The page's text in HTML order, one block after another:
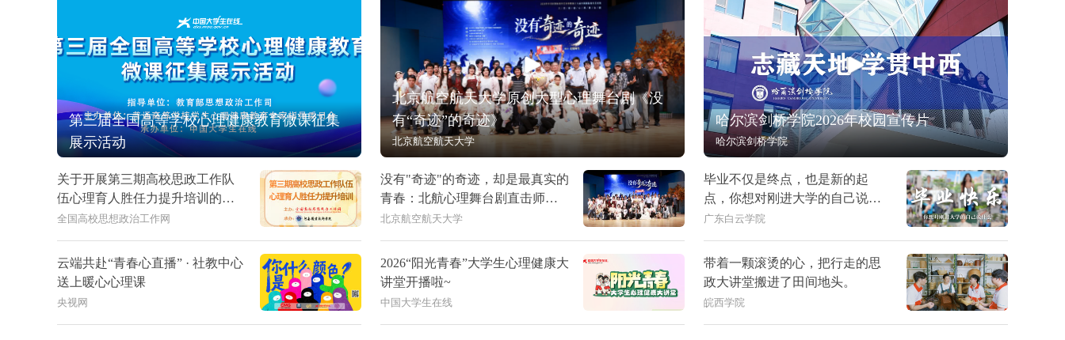
第三届全国高等学校心理健康教育微课征集
展示活动
北京航空航天大学原创大型心理舞台剧《没
有“奇迹”的奇迹》
北京航空航天大学
关于开展第三期高校思政工作队
伍心理育人胜任力提升培训的通
知
全国高校思想政治工作网
没有"奇迹"的奇迹，却是最真实的
青春：北航心理舞台剧直击师生
内心
北京航空航天大学
云端共赴“⻘春⼼直播” · 社教中⼼
送上暖⼼⼼理课
央视网
2026“阳光青春”大学生心理健康大
讲堂开播啦~
中国大学生在线
哈尔滨剑桥学院2026年校园宣传片
哈尔滨剑桥学院
毕业不仅是终点，也是新的起
点，你想对刚进大学的自己说什
么？
广东白云学院
带着一颗滚烫的心，把行走的思
政大讲堂搬进了田间地头。
皖西学院